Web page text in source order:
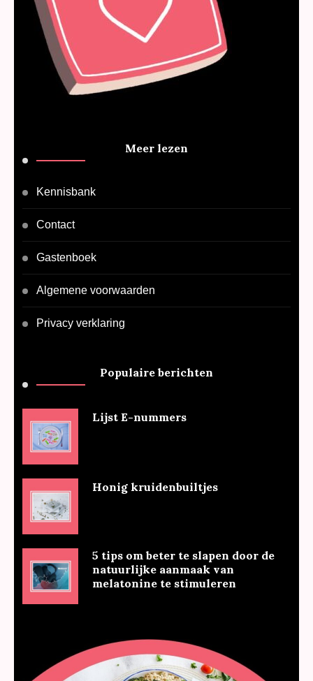
Meer lezen
Kennisbank
Contact
Gastenboek
Algemene voorwaarden
Privacy verklaring
Populaire berichten
Lijst E-nummers
Honig kruidenbuiltjes
5 tips om beter te slapen door de
natuurlijke aanmaak van
melatonine te stimuleren